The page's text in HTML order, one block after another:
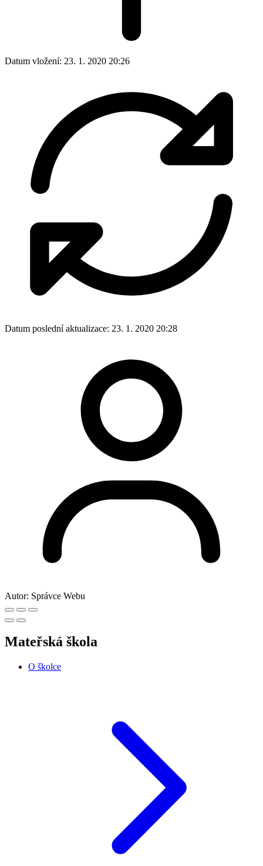
Datum vložení: 23. 1. 2020 20:26
Datum poslední aktualizace: 23. 1. 2020 20:28
Autor: Správce Webu
Mateřská škola
O školce